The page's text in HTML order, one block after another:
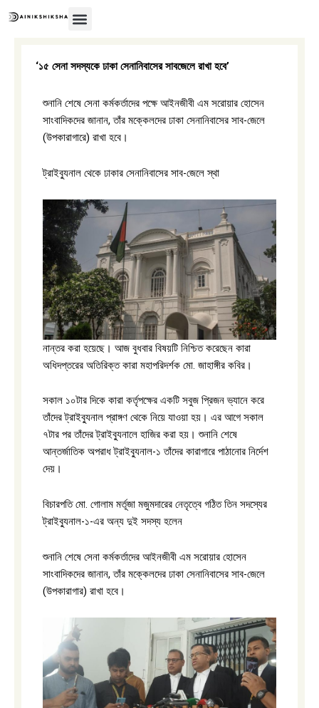
to
‘১৫ সেনা সদস্যকে ঢাকা সেনানিবাসের সাবজেলে রাখা হবে’
শুনানি শেষে সেনা কর্মকর্তাদের পক্ষে আইনজীবী এম সরোয়ার হোসেন
সাংবাদিকদের জানান, তাঁর মক্কেলদের ঢাকা সেনানিবাসের সাব-জেলে
(উপকারাগারে) রাখা হবে।
ট্রাইব্যুনাল থেকে ঢাকার সেনানিবাসের সাব-জেলে স্থা
নান্তর করা হয়েছে। আজ বুধবার বিষয়টি নিশ্চিত করেছেন কারা
অধিদপ্তরের অতিরিক্ত কারা মহাপরিদর্শক মো. জাহাঙ্গীর কবির।
সকাল ১০টার দিকে কারা কর্তৃপক্ষের একটি সবুজ প্রিজন ভ্যানে করে
তাঁদের ট্রাইব্যুনাল প্রাঙ্গণ থেকে নিয়ে যাওয়া হয়। এর আগে সকাল
৭টার পর তাঁদের ট্রাইব্যুনালে হাজির করা হয়। শুনানি শেষে
আন্তর্জাতিক অপরাধ ট্রাইব্যুনাল-১ তাঁদের কারাগারে পাঠানোর নির্দেশ
দেয়।
বিচারপতি মো. গোলাম মর্তূজা মজুমদারের নেতৃত্বে গঠিত তিন সদস্যের
ট্রাইব্যুনাল-১-এর অন্য দুই সদস্য হলেন
শুনানি শেষে সেনা কর্মকর্তাদের আইনজীবী এম সরোয়ার হোসেন
সাংবাদিকদের জানান, তাঁর মক্কেলদের ঢাকা সেনানিবাসের সাব-জেলে
(উপকারাগার) রাখা হবে।